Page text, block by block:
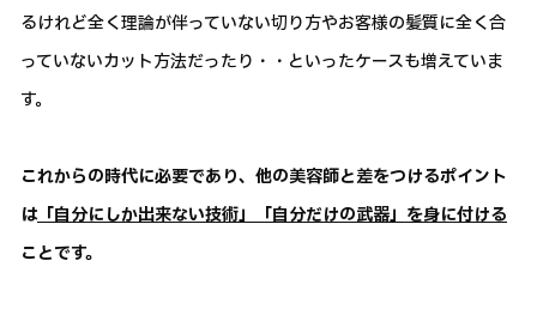
るけれど全く理論が伴っていない切り方やお客様の髪質に全く合
っていないカット方法だったり・・といったケースも増えていま
す。
これからの時代に必要であり、他の美容師と差をつけるポイント
は「自分にしか出来ない技術」「自分だけの武器」を身に付ける
ことです。